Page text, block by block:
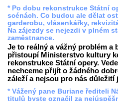
* Po dobu rekonstrukce Státní
scénách. Co budou ale dělat
garderobu, vlásenkářky,
Na zájezdy se nejezdi v plném
zaměstnance.
Je to reálný a vážný problém a
přistoupí Ministerstvo kultury
rekonstrukce Státní opery.
nechceme přijít o žádného
záleží a nejsou pro nás důležití
* Vážený pane Buriane řediteli
titulů byste označil za